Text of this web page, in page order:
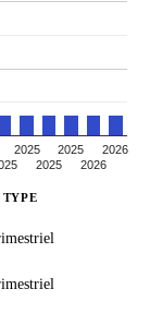
2025
2025
2025
2026
2026
TYPE